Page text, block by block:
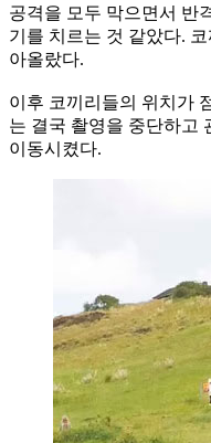
공격을 모두 막으면서 반
기를 치르는 것 같았다.
아올랐다.
이후 코끼리들의 위치가
는 결국 촬영을 중단하고
이동시켰다.